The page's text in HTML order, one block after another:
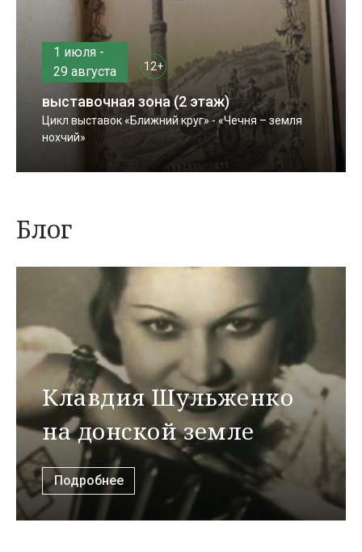
1 июля -
29 августа
12+
выставочная зона (2 этаж)
Цикл выставок «Ближний круг» - «Чечня – земля
нохчий»
Блог
Клавдия Шульженко
на донской земле
Подробнее